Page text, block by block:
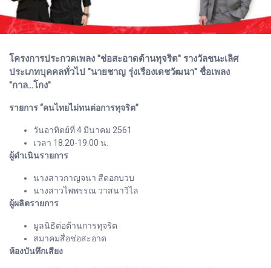
โครงการประกวดเพลง "ช่อสะอาดต้านทุจริต" รางวัลชนะเลิศ
ประเภทบุคคลทั่วไป "นายชาญ รุ่งเรืองเดชวัฒนา" ชื่อเพลง
"กาล...โกง"
รายการ “คนไทยไม่ทนต่อการทุจริต”
วันอาทิตย์ที่ 4 มีนาคม 2561
เวลา 18.20-19.00 น.
ผู้ดำเนินรายการ
นางสาวกาญจนา สีดอกบวบ
นางสาวไพพรรณ วาสนาวิไล
ผู้ผลิตรายการ
มูลนิธิต่อต้านการทุจริต
สมาคมสื่อช่อสะอาด
ห้องบันทึกเสียง